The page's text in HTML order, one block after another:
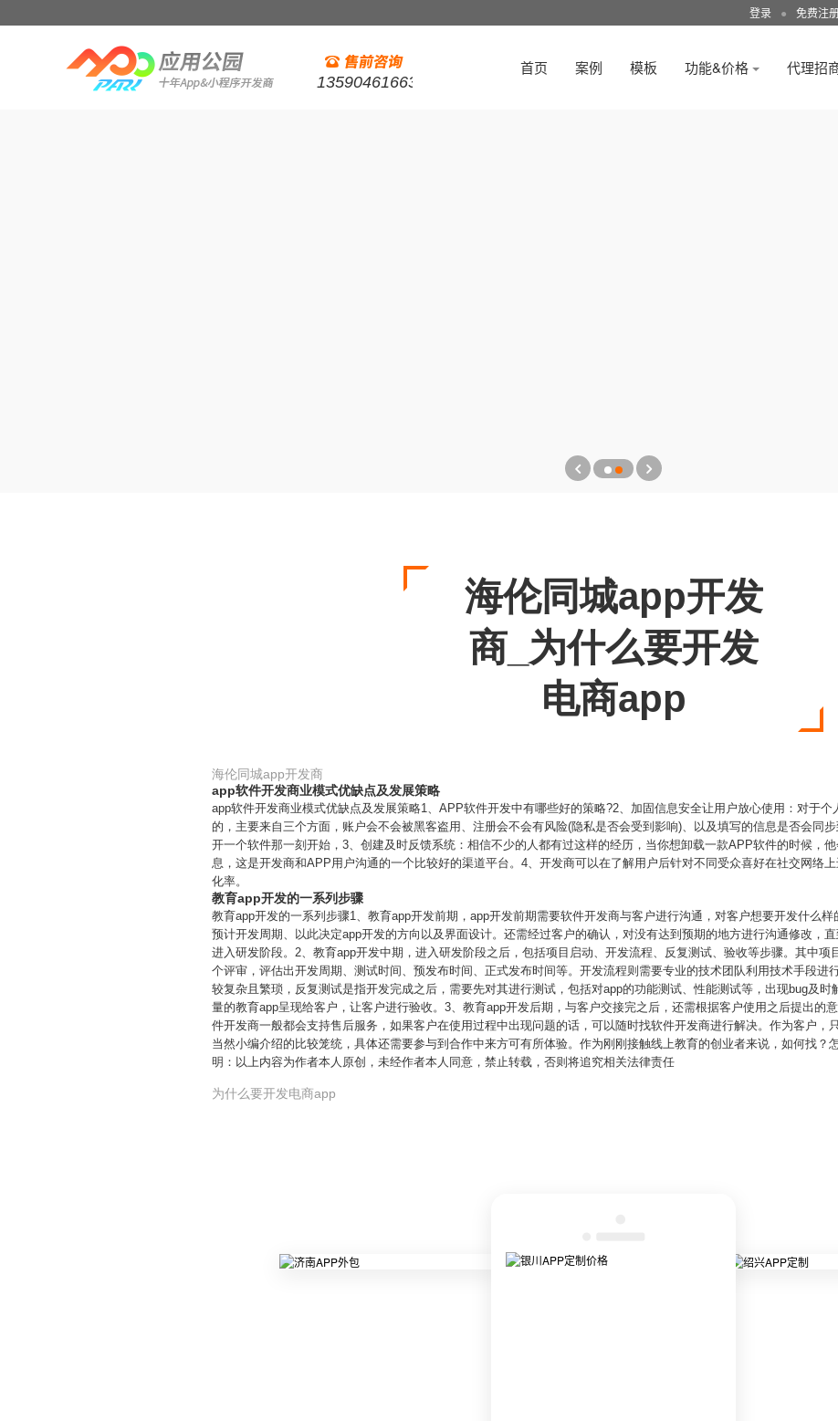
登录 ● 免费注
13590461663
首页 案例 模板 功能&价格 代理招
海伦同城app开发
商_为什么要开发
电商app
海伦同城app开发商
app软件开发商业模式优缺点及发展策略
app软件开发商业模式优缺点及发展策略1、APP软件开发中有哪些好的策略?2、加固信息安全让用户放心使用：对于
的，主要来自三个方面，账户会不会被黑客盗用、注册会不会有风险(隐私是否会受到影响)、以及填写的信息是否会同
开一个软件那一刻开始，3、创建及时反馈系统：相信不少的人都有过这样的经历，当你想卸载一款APP软件的时候，
息，这是开发商和APP用户沟通的一个比较好的渠道平台。4、开发商可以在了解用户后针对不同受众喜好在社交网络
化率。
教育app开发的一系列步骤
教育app开发的一系列步骤1、教育app开发前期，app开发前期需要软件开发商与客户进行沟通，对客户想要开发什么样
预计开发周期、以此决定app开发的方向以及界面设计。还需经过客户的确认，对没有达到预期的地方进行沟通修改，
进入研发阶段。2、教育app开发中期，进入研发阶段之后，包括项目启动、开发流程、反复测试、验收等步骤。其中项
个评审，评估出开发周期、测试时间、预发布时间、正式发布时间等。开发流程则需要专业的技术团队利用技术手段进
较复杂且繁琐，反复测试是指开发完成之后，需要先对其进行测试，包括对app的功能测试、性能测试等，出现bug及
量的教育app呈现给客户，让客户进行验收。3、教育app开发后期，与客户交接完之后，还需根据客户使用之后提出的
件开发商一般都会支持售后服务，如果客户在使用过程中出现问题的话，可以随时找软件开发商进行解决。作为客户，
当然小编介绍的比较笼统，具体还需要参与到合作中来方可有所体验。作为刚刚接触线上教育的创业者来说，如何找？
明：以上内容为作者本人原创，未经作者本人同意，禁止转载，否则将追究相关法律责任
为什么要开发电商app